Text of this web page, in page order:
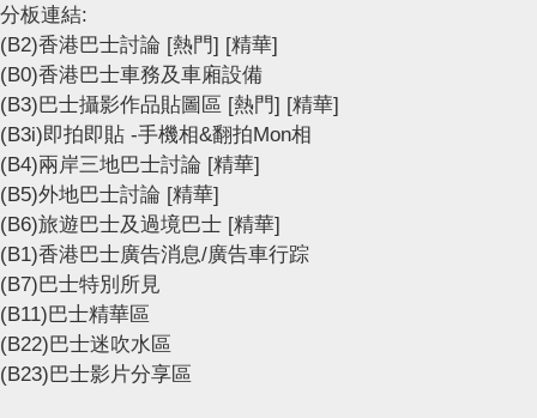
分板連結:
(B2)香港巴士討論 [熱門] [精華]
(B0)香港巴士車務及車廂設備
(B3)巴士攝影作品貼圖區 [熱門] [精華]
(B3i)即拍即貼 -手機相&翻拍Mon相
(B4)兩岸三地巴士討論 [精華]
(B5)外地巴士討論 [精華]
(B6)旅遊巴士及過境巴士 [精華]
(B1)香港巴士廣告消息/廣告車行踪
(B7)巴士特別所見
(B11)巴士精華區
(B22)巴士迷吹水區
(B23)巴士影片分享區